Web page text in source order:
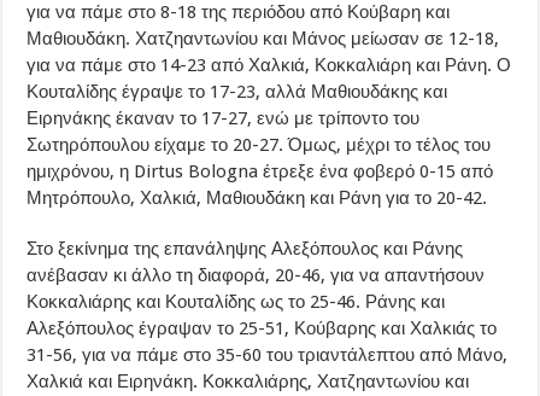
για να πάμε στο 8-18 της περιόδου από Κούβαρη και
Μαθιουδάκη. Χατζηαντωνίου και Μάνος μείωσαν σε 12-18,
για να πάμε στο 14-23 από Χαλκιά, Κοκκαλιάρη και Ράνη. Ο
Κουταλίδης έγραψε το 17-23, αλλά Μαθιουδάκης και
Ειρηνάκης έκαναν το 17-27, ενώ με τρίποντο του
Σωτηρόπουλου είχαμε το 20-27. Όμως, μέχρι το τέλος του
ημιχρόνου, η Dirtus Bologna έτρεξε ένα φοβερό 0-15 από
Μητρόπουλο, Χαλκιά, Μαθιουδάκη και Ράνη για το 20-42.
Στο ξεκίνημα της επανάληψης Αλεξόπουλος και Ράνης
ανέβασαν κι άλλο τη διαφορά, 20-46, για να απαντήσουν
Κοκκαλιάρης και Κουταλίδης ως το 25-46. Ράνης και
Αλεξόπουλος έγραψαν το 25-51, Κούβαρης και Χαλκιάς το
31-56, για να πάμε στο 35-60 του τριαντάλεπτου από Μάνο,
Χαλκιά και Ειρηνάκη. Κοκκαλιάρης, Χατζηαντωνίου και